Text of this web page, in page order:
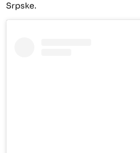
Srpske.